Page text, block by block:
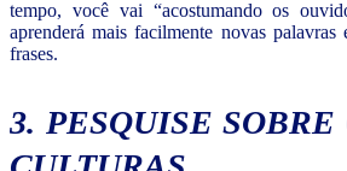
tempo, você vai “acostumando os
aprenderá mais facilmente novas palavras
frases.
3. PESQUISE SOBRE